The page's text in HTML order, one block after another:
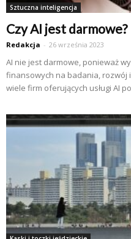
Sztuczna inteligencja
Czy AI jest darmowe?
Redakcja - 26 września 2023
AI nie jest darmowe, ponieważ
finansowych na badania,
wiele firm oferujących usługi AI